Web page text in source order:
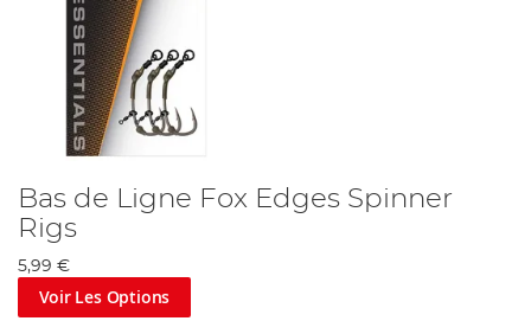
Bas de Ligne Fox Edges Spinner
Rigs
5,99 €
Voir Les Options